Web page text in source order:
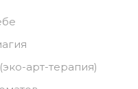
арт-терапия)